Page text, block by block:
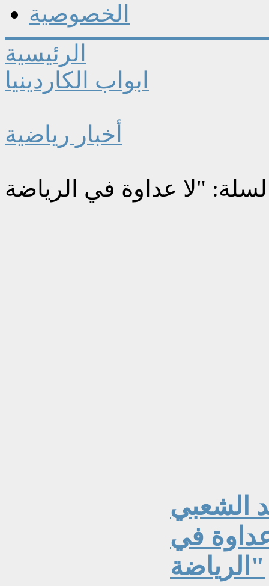
الخصوصية
الرئيسية
ابواب الكاردينيا
أخبار رياضية
الشعبي
في
الرياضة"